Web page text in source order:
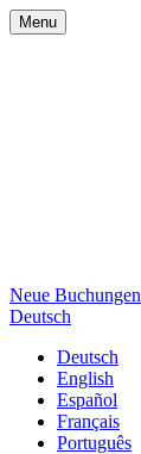
Menu
Neue Buchungen
Deutsch
Deutsch
English
Español
Français
Português